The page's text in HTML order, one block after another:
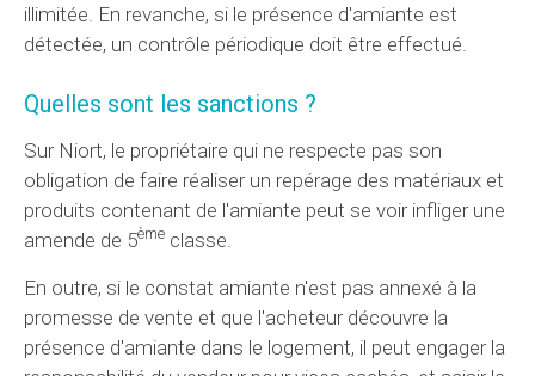
illimitée. En revanche, si le présence d'amiante est
détectée, un contrôle périodique doit être effectué.
Quelles sont les sanctions ?
Sur Niort, le propriétaire qui ne respecte pas son
obligation de faire réaliser un repérage des matériaux et
produits contenant de l'amiante peut se voir infliger une
amende de 5ème classe.
En outre, si le constat amiante n'est pas annexé à la
promesse de vente et que l'acheteur découvre la
présence d'amiante dans le logement, il peut engager la